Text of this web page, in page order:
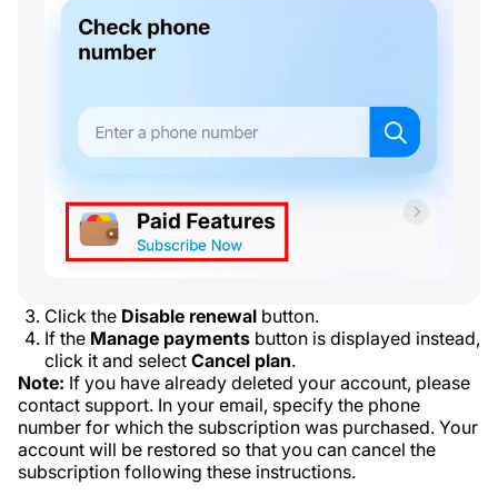
Click the Disable renewal button.
If the Manage payments button is displayed instead,
click it and select Cancel plan.
Note: If you have already deleted your account, please
contact support. In your email, specify the phone
number for which the subscription was purchased. Your
account will be restored so that you can cancel the
subscription following these instructions.